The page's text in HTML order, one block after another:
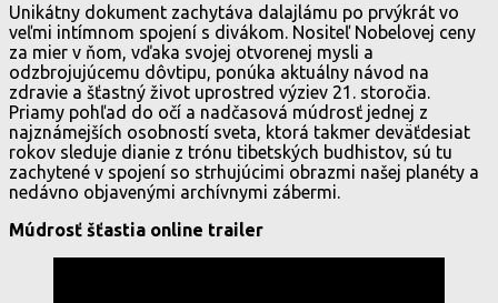
Unikátny dokument zachytáva dalajlámu po prvýkrát vo
veľmi intímnom spojení s divákom. Nositeľ Nobelovej ceny
za mier v ňom, vďaka svojej otvorenej mysli a
odzbrojujúcemu dôvtipu, ponúka aktuálny návod na
zdravie a šťastný život uprostred výziev 21. storočia.
Priamy pohľad do očí a nadčasová múdrosť jednej z
najznámejších osobností sveta, ktorá takmer deväťdesiat
rokov sleduje dianie z trónu tibetských budhistov, sú tu
zachytené v spojení so strhujúcimi obrazmi našej planéty a
nedávno objavenými archívnymi zábermi.
Múdrosť šťastia online trailer